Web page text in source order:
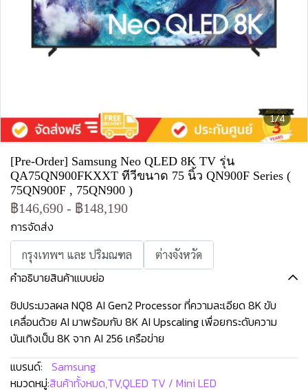
1/4
[Pre-Order] Samsung Neo QLED 8K TV รุ่น
QA75QN900FKXXT ทีวีขนาด 75 นิ้ว QN900F Series (
75QN900F , 75QN900 )
฿146,690 - ฿148,190
การจัดส่ง
กรุงเทพฯ และ ปริมณฑล ต่างจังหวัด
คำอธิบายสินค้าแบบย่อ
ชิปประมวลผล NQ8 AI Gen2 Processor ที่ความละเอียด 8K ขับ
เคลื่อนด้วย AI มาพร้อมกับ 8K AI Upscaling เพื่อยกระดับความ
บันเทิงเป็น 8K จาก AI 256 เครือข่าย
แบรนด์: Samsung
หมวดหมู่:สินค้าทั้งหมด,TV,QLED TV / Mini LED